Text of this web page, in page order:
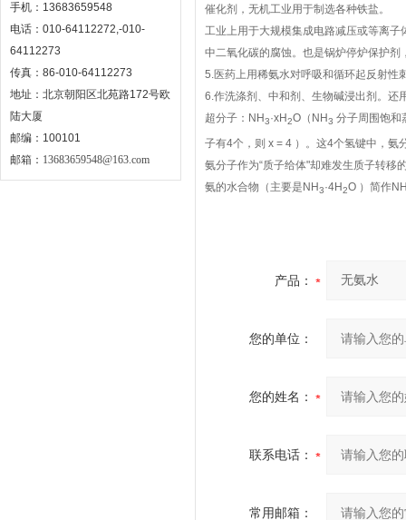
手机：13683659548
电话：010-64112272,-010-
64112273
传真：86-010-64112273
地址：北京朝阳区北苑路172号欧
陆大厦
邮编：100101
邮箱： 13683659548@163.com
催化剂，无机工业用于制选各种铁盐。
工业上用于大规模集成电路减压或等离
中二氧化碳的腐蚀。也是锅炉停炉保护
5.医药上用稀氨水对呼吸和循环起反射性
6.作洗涤剂、中和剂、生物碱浸出剂。还
超分子：NH3·xH2O（NH3 分子周围饱和
子有4个，则 x = 4 ）。这4个氢键中，氨
氨分子作为“质子给体"却难发生质子转移
氨的水合物（主要是NH3·4H2O ）简作
产品：
您的单位：
您的姓名：
联系电话：
常用邮箱：